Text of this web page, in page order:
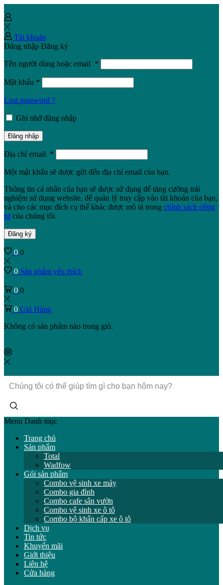
Tài khoản
Đăng nhập Đăng ký
Tên người dùng hoặc email *
Mật khẩu *
Lost password ?
Ghi nhớ đăng nhập
Đăng nhập
Địa chỉ email *
Một mật khẩu sẽ được gửi đến địa chỉ email của bạn.
Thông tin cá nhân của bạn sẽ được sử dụng để tăng cường trải
nghiệm sử dụng website, để quản lý truy cập vào tài khoản của bạn,
và cho các mục đích cụ thể khác được mô tả trong chính sách riêng
tư của chúng tôi.
Đăng ký
0 0
0 Sản phẩm yêu thích
0 0
0 Giỏ Hàng
Không có sản phẩm nào trong giỏ.
tìm
Menu Danh mục
Trang chủ
Sản phẩm
Total
Wadfow
Gói sản phẩm
Combo vệ sinh xe máy
Combo gia đình
Combo cafe sân vườn
Combo vệ sinh xe ô tô
Combo bộ khẩn cấp xe ô tô
Dịch vụ
Tin tức
Khuyến mãi
Giới thiệu
Liên hệ
Cửa hàng